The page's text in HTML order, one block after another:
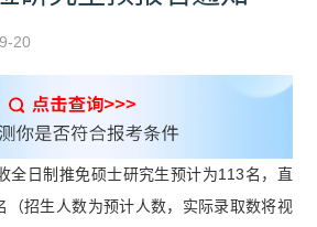
20
全日制推免硕士研究生预计为113名，直
（招生人数为预计人数，实际录取数将视